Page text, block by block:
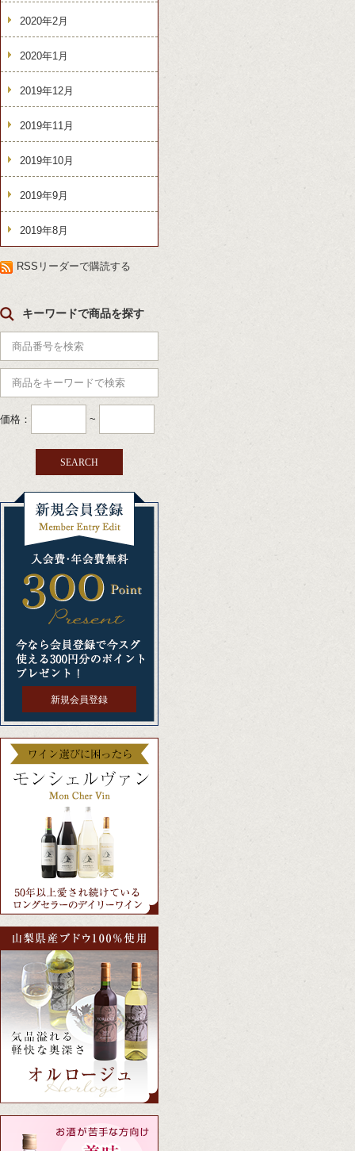
2020年2月
2020年1月
2019年12月
2019年11月
2019年10月
2019年9月
2019年8月
RSSリーダーで購読する
キーワードで商品を探す
価格： ~
新規会員登録